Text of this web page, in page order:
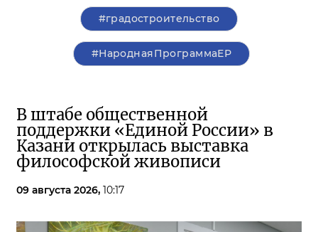
#градостроительство
#НароднаяПрограммаЕР
В штабе общественной
поддержки «Единой России» в
Казани открылась выставка
философской живописи
09 августа 2026, 10:17